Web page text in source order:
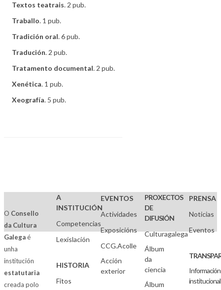
Textos teatrais. 2 pub.
Traballo. 1 pub.
Tradición oral. 6 pub.
Tradución. 2 pub.
Tratamento documental. 2 pub.
Xenética. 1 pub.
Xeografía. 5 pub.
O Consello
da Cultura
Galegaé
unha
institución
estatutaria
creada polo
A
INSTITUCIÓN
Competencias
Lexislación
HISTORIA
Fitos
EVENTOS
Actividades
Exposicións
CCG.Acolle
Acción
exterior
PROXECTOS
DE
DIFUSIÓN
Culturagalega
Álbum
da
ciencia
Álbum
PRENSA
Noticias
Eventos
Información
institucional